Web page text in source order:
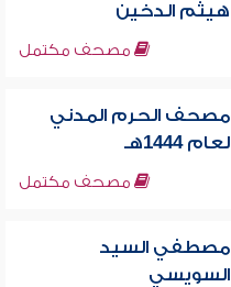
هيثم الدخين
مصحف مكتمل
مصحف الحرم المدني
لعام 1444هـ
مصحف مكتمل
مصطفي السيد
السويسي